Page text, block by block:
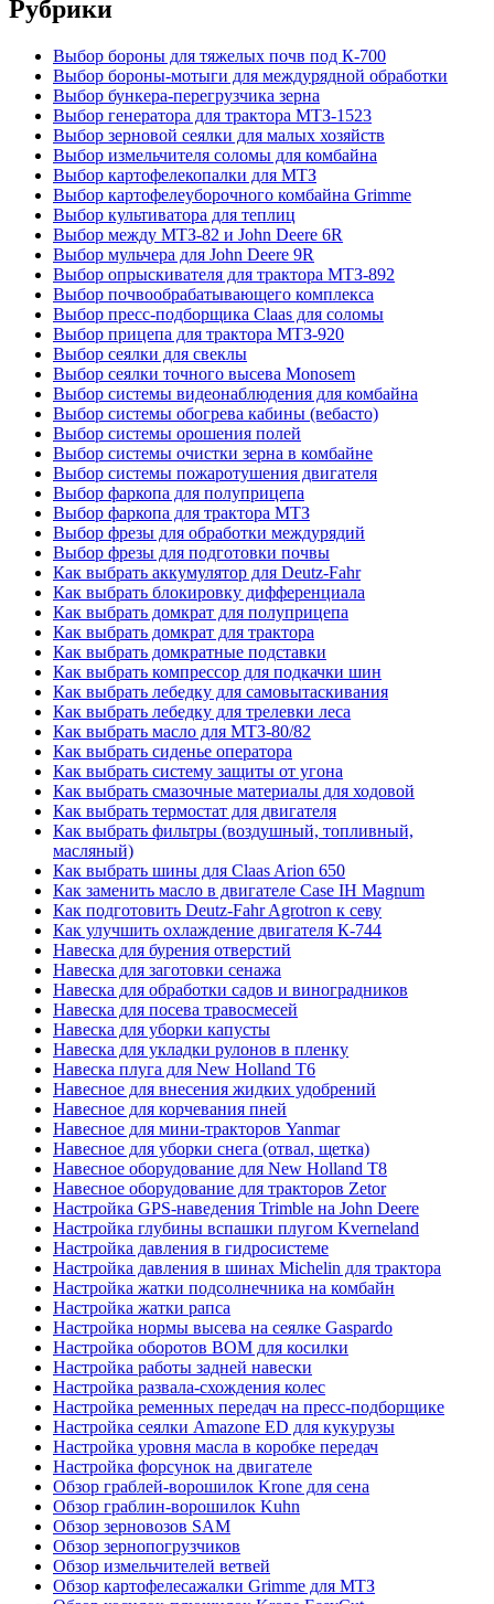
Рубрики
Выбор бороны для тяжелых почв под К-700
Выбор бороны-мотыги для междурядной обработки
Выбор бункера-перегрузчика зерна
Выбор генератора для трактора МТЗ-1523
Выбор зерновой сеялки для малых хозяйств
Выбор измельчителя соломы для комбайна
Выбор картофелекопалки для МТЗ
Выбор картофелеуборочного комбайна Grimme
Выбор культиватора для теплиц
Выбор между МТЗ-82 и John Deere 6R
Выбор мульчера для John Deere 9R
Выбор опрыскивателя для трактора МТЗ-892
Выбор почвообрабатывающего комплекса
Выбор пресс-подборщика Claas для соломы
Выбор прицепа для трактора МТЗ-920
Выбор сеялки для свеклы
Выбор сеялки точного высева Monosem
Выбор системы видеонаблюдения для комбайна
Выбор системы обогрева кабины (вебасто)
Выбор системы орошения полей
Выбор системы очистки зерна в комбайне
Выбор системы пожаротушения двигателя
Выбор фаркопа для полуприцепа
Выбор фаркопа для трактора МТЗ
Выбор фрезы для обработки междурядий
Выбор фрезы для подготовки почвы
Как выбрать аккумулятор для Deutz-Fahr
Как выбрать блокировку дифференциала
Как выбрать домкрат для полуприцепа
Как выбрать домкрат для трактора
Как выбрать домкратные подставки
Как выбрать компрессор для подкачки шин
Как выбрать лебедку для самовытаскивания
Как выбрать лебедку для трелевки леса
Как выбрать масло для МТЗ-80/82
Как выбрать сиденье оператора
Как выбрать систему защиты от угона
Как выбрать смазочные материалы для ходовой
Как выбрать термостат для двигателя
Как выбрать фильтры (воздушный, топливный,
масляный)
Как выбрать шины для Claas Arion 650
Как заменить масло в двигателе Case IH Magnum
Как подготовить Deutz-Fahr Agrotron к севу
Как улучшить охлаждение двигателя К-744
Навеска для бурения отверстий
Навеска для заготовки сенажа
Навеска для обработки садов и виноградников
Навеска для посева травосмесей
Навеска для уборки капусты
Навеска для укладки рулонов в пленку
Навеска плуга для New Holland T6
Навесное для внесения жидких удобрений
Навесное для корчевания пней
Навесное для мини-тракторов Yanmar
Навесное для уборки снега (отвал, щетка)
Навесное оборудование для New Holland T8
Навесное оборудование для тракторов Zetor
Настройка GPS-наведения Trimble на John Deere
Настройка глубины вспашки плугом Kverneland
Настройка давления в гидросистеме
Настройка давления в шинах Michelin для трактора
Настройка жатки подсолнечника на комбайн
Настройка жатки рапса
Настройка нормы высева на сеялке Gaspardo
Настройка оборотов ВОМ для косилки
Настройка работы задней навески
Настройка развала-схождения колес
Настройка ременных передач на пресс-подборщике
Настройка сеялки Amazone ED для кукурузы
Настройка уровня масла в коробке передач
Настройка форсунок на двигателе
Обзор граблей-ворошилок Krone для сена
Обзор граблин-ворошилок Kuhn
Обзор зерновозов SAM
Обзор зернопогрузчиков
Обзор измельчителей ветвей
Обзор картофелесажалки Grimme для МТЗ